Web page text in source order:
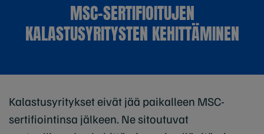
MSC-SERTIFIOITUJEN
KALASTUSYRITYSTEN KEHITTÄMINEN
Kalastusyritykset eivät jää paikalleen MSC-
sertifiointinsa jälkeen. Ne sitoutuvat